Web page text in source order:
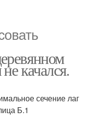
качался.
сечение лаг
Б.1